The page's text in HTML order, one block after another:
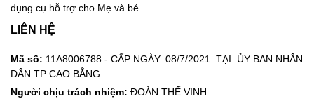
dụng cụ hỗ trợ cho Mẹ và bé...
LIÊN HỆ
Mã số: 11A8006788 - CẤP NGÀY: 08/7/2021. TẠI: ỦY BAN NHÂN
DÂN TP CAO BẰNG
Người chịu trách nhiệm: ĐOÀN THẾ VINH